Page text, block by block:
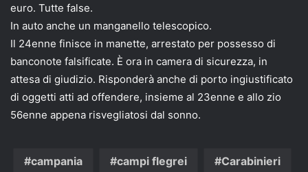
euro. Tutte false.
In auto anche un manganello telescopico.
Il 24enne finisce in manette, arrestato per possesso di
banconote falsificate. È ora in camera di sicurezza, in
attesa di giudizio. Risponderà anche di porto ingiustificato
di oggetti atti ad offendere, insieme al 23enne e allo zio
56enne appena risvegliatosi dal sonno.
campania campi flegrei Carabinieri